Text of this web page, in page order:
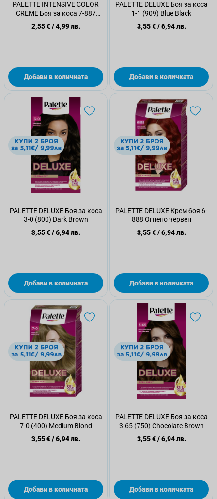
PALETTE INTENSIVE COLOR
CREME Боя за коса 7-887
(RV6) Scarlet Red
2,55 €/4,99 лв.
Добави в количката
PALETTE DELUXE Боя за коса
1-1 (909) Blue Black
3,55 €/6,94 лв.
Добави в количката
PALETTE DELUXE Боя за коса
3-0 (800) Dark Brown
3,55 €/6,94 лв.
Добави в количката
PALETTE DELUXE Крем боя 6-
888 Огнено червен
3,55 €/6,94 лв.
Добави в количката
PALETTE DELUXE Боя за коса
7-0 (400) Medium Blond
3,55 €/6,94 лв.
Добави в количката
PALETTE DELUXE Боя за коса
3-65 (750) Chocolate Brown
3,55 €/6,94 лв.
Добави в количката